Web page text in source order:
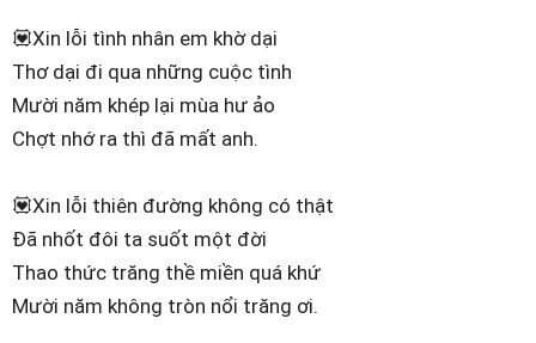
💟Xin lỗi tình nhân em khờ dại
Thơ dại đi qua những cuộc tình
Mười năm khép lại mùa hư ảo
Chợt nhớ ra thì đã mất anh.
💟Xin lỗi thiên đường không có thật
Đã nhốt đôi ta suốt một đời
Thao thức trăng thề miền quá khứ
Mười năm không tròn nổi trăng ơi.